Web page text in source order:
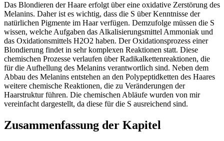
Das Blondieren der Haare erfolgt über eine oxidative Zerstörung des
Melanins. Daher ist es wichtig, dass die S über Kenntnisse der
natürlichen Pigmente im Haar verfügen. Demzufolge müssen die S
wissen, welche Aufgaben das Alkalisierungsmittel Ammoniak und
das Oxidationsmittels H2O2 haben. Der Oxidationsprozess einer
Blondierung findet in sehr komplexen Reaktionen statt. Diese
chemischen Prozesse verlaufen über Radikalkettenreaktionen, die
für die Aufhellung des Melanins verantwortlich sind. Neben dem
Abbau des Melanins entstehen an den Polypeptidketten des Haares
weitere chemische Reaktionen, die zu Veränderungen der
Haarstruktur führen. Die chemischen Abläufe wurden von mir
vereinfacht dargestellt, da diese für die S ausreichend sind.
Zusammenfassung der Kapitel